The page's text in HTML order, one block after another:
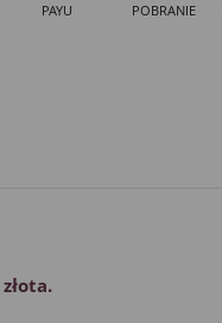
PAYU POBRANIE